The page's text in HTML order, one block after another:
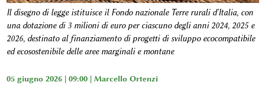
Il disegno di legge istituisce il Fondo nazionale Terre rurali d'Italia, con
una dotazione di 3 milioni di euro per ciascuno degli anni 2024, 2025 e
2026, destinato al finanziamento di progetti di sviluppo ecocompatibile
ed ecosostenibile delle aree marginali e montane
05 giugno 2026 | 09:00 | Marcello Ortenzi